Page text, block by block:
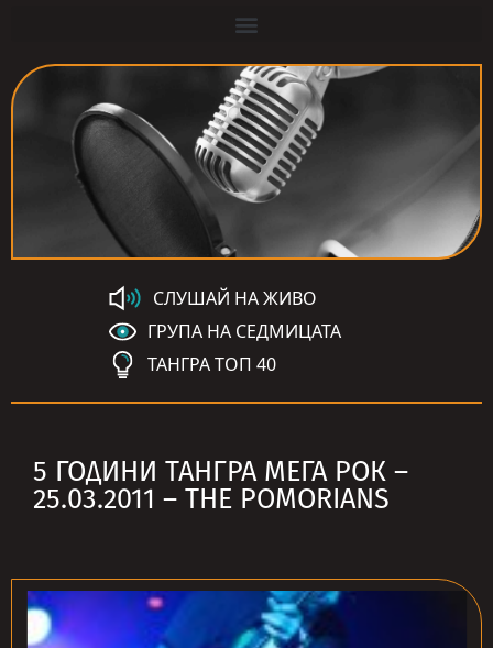
СЛУШАЙ НА ЖИВО
ГРУПА НА СЕДМИЦАТА
ТАНГРА ТОП 40
5 ГОДИНИ ТАНГРА МЕГА РОК –
25.03.2011 – THE POMORIANS